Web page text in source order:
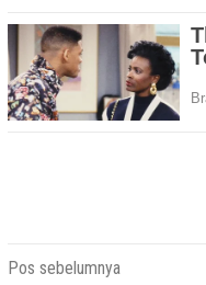
Navigasi
Pos sebelumnya